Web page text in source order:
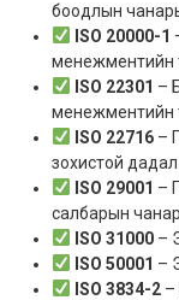
боодлын
ISO 20000-1
менежментийн
ISO 22301 –
менежментийн
ISO 22716 –
зохистой
ISO 29001 –
салбарын
ISO 31000 –
ISO 50001 –
ISO 3834-2 –